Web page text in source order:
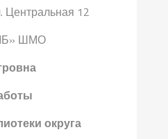
Центральная 12
ШМО
округа